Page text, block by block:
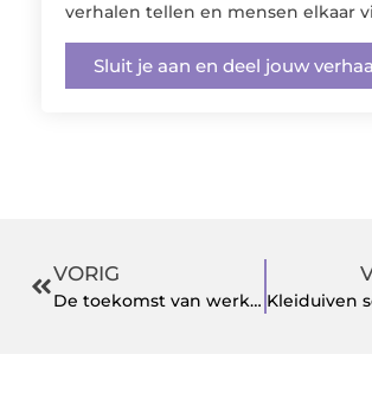
verhalen tellen en mensen elkaar
Sluit je aan en deel jouw
VORIG
De toekomst van werken in de kinderopvang: Een blik op detachering